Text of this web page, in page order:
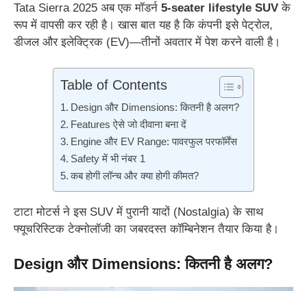
Tata Sierra 2025 अब एक मॉडर्न 5-seater lifestyle SUV के
रूप में वापसी कर रही है। खास बात यह है कि कंपनी इसे पेट्रोल,
डीजल और इलेक्ट्रिक (EV)—तीनों अवतार में पेश करने वाली है।
Table of Contents
Design और Dimensions: कितनी है अलग?
Features ऐसे जो दीवाना बना दें
Engine और EV Range: पावरफुल परफॉर्मेंस
Safety में भी नंबर 1
कब होगी लॉन्च और क्या होगी कीमत?
टाटा मोटर्स ने इस SUV में पुरानी यादों (Nostalgia) के साथ
फ्यूचरिस्टिक टेक्नोलॉजी का जबरदस्त कॉम्बिनेशन तैयार किया है।
Design और Dimensions: कितनी है अलग?